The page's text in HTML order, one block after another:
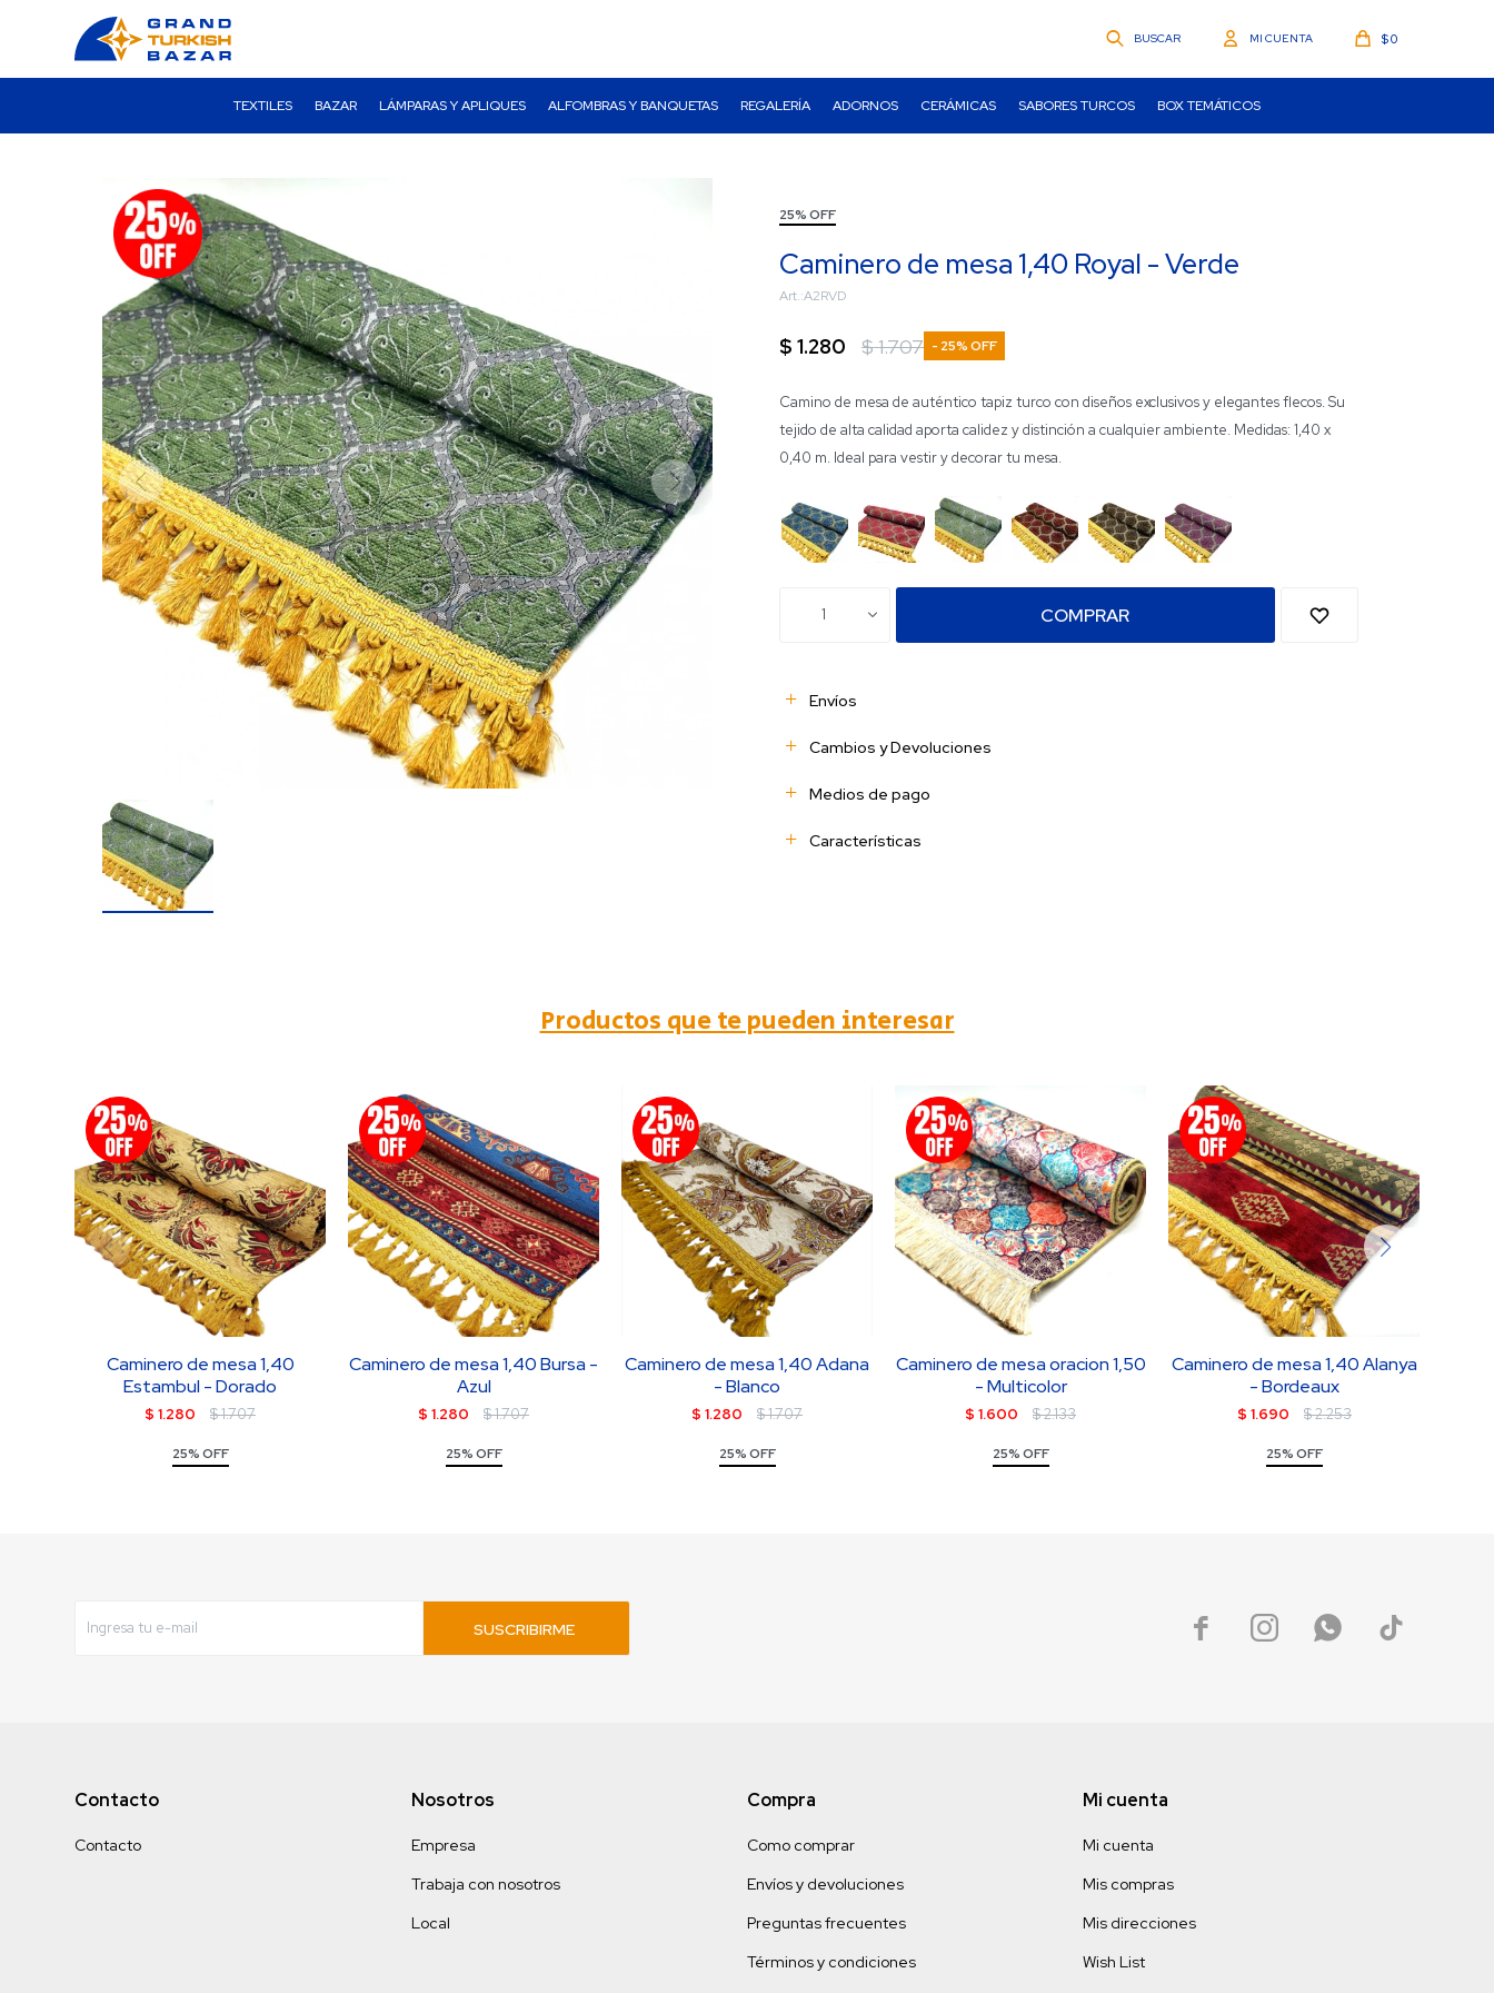
TEXTILES BAZAR LÁMPARAS Y APLIQUES ALFOMBRAS Y BANQUETAS REGALERÍA ADORNOS CERÁMICAS SABORES TURCOS BOX TEMÁTICOS
$0
25% OFF
Caminero de mesa 1,40 Royal - Verde
A2RVD
$ 1.280 $1.707 25
Camino de mesa de auténtico tapiz turco con diseños exclusivos y elegantes flecos. Su
tejido de alta calidad aporta calidez y distinción a cualquier ambiente. Medidas: 1,40 x
0,40 m. Ideal para vestir y decorar tu mesa.
1 COMPRAR
Envíos
Cambios y Devoluciones
Medios de pago
Características
Productos que te pueden interesar
Caminero de mesa 1,40
Estambul - Dorado
$ 1.280 $1.707
25% OFF
Caminero de mesa 1,40 Bursa -
Azul
$ 1.280 $1.707
25% OFF
Caminero de mesa 1,40 Adana
- Blanco
$ 1.280 $1.707
25% OFF
Caminero de mesa oracion 1,50
- Multicolor
$ 1.600 $2.133
25% OFF
Caminero de mesa 1,40 Alanya
- Bordeaux
$ 1.690 $2.253
25% OFF
SUSCRIBIRME    
Contacto
Contacto
Nosotros
Empresa
Trabaja con nosotros
Local
Compra
Como comprar
Envíos y devoluciones
Preguntas frecuentes
Términos y condiciones
Mi cuenta
Mi cuenta
Mis compras
Mis direcciones
Wish List